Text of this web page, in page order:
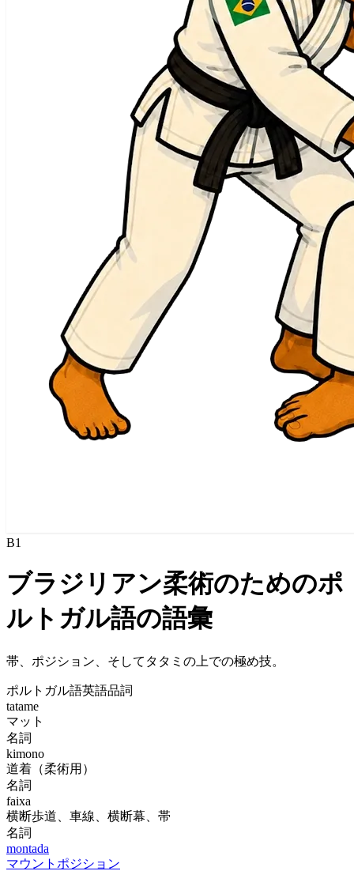
B1
ブラジリアン柔術のためのポ
ルトガル語の語彙
帯、ポジション、そしてタタミの上での極め技。
ポルトガル語英語品詞
tatame
マット
名詞
kimono
道着（柔術用）
名詞
faixa
横断歩道、車線、横断幕、帯
名詞
montada
マウントポジション